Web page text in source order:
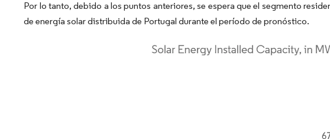
Por lo tanto, debido a los puntos anteriores, se espera que el segmento
de energía solar distribuida de Portugal durante el período de pronóstico.